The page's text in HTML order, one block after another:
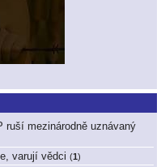
ruší mezinárodně uznávaný
varují vědci (1)